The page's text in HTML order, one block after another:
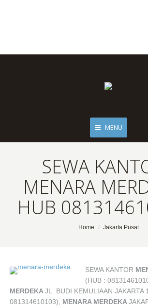
MENU
SEWA
MENARA
HUB
Home Jakarta Pusat
SEWA KANTOR
(HUB :
MERDEKAJL. BUDI KEMULIAAN JAKARTA
081314610103), MENARA MERDEKA